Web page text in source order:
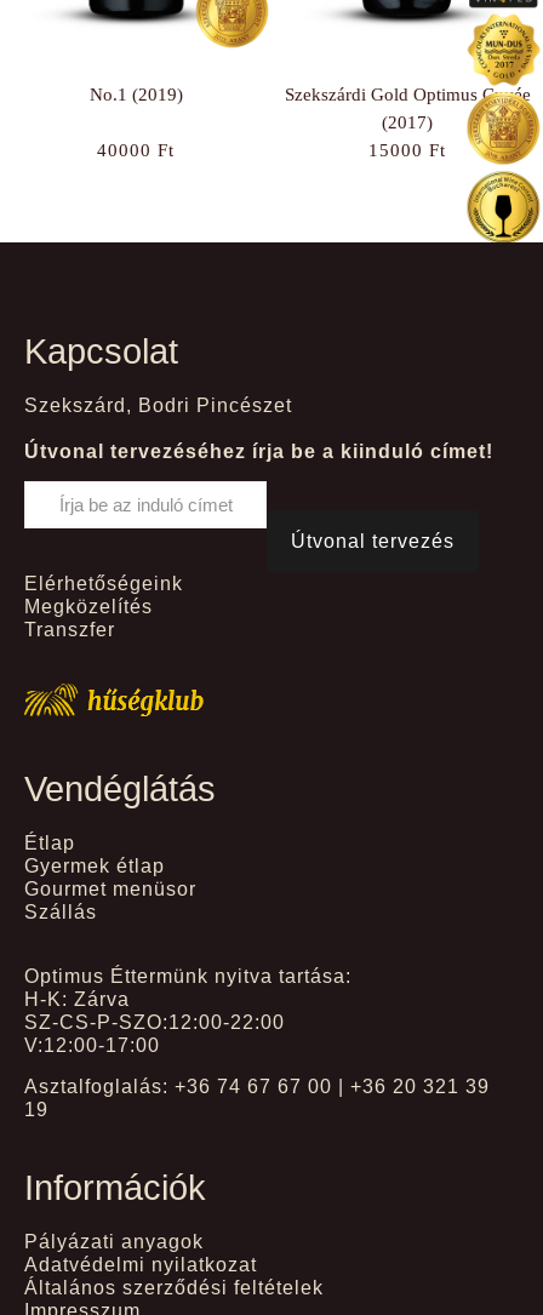
No.1 (2019)
40000 Ft
Szekszárdi Gold Optimus Cuvée
(2017)
15000 Ft
Kapcsolat
Szekszárd, Bodri Pincészet
Útvonal tervezéséhez írja be a kiinduló címet!
Elérhetőségeink
Megközelítés
Transzfer
Vendéglátás
Étlap
Gyermek étlap
Gourmet menüsor
Szállás
Optimus Éttermünk nyitva tartása:
H-K: Zárva
SZ-CS-P-SZO:12:00-22:00
V:12:00-17:00
Asztalfoglalás: +36 74 67 67 00 | +36 20 321 39
19
Információk
Pályázati anyagok
Adatvédelmi nyilatkozat
Általános szerződési feltételek
Impresszum